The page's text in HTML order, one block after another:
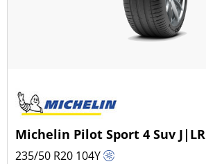
Michelin Pilot Sport 4 Suv J|LR
235/50 R20 104Y